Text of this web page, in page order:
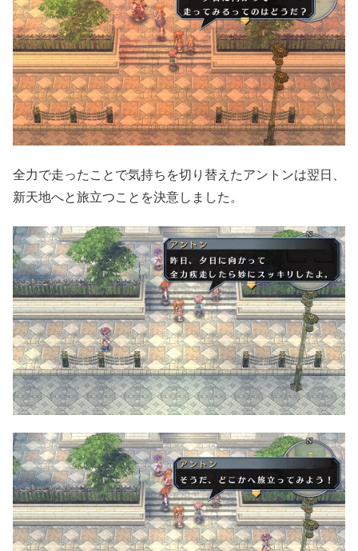
全力で走ったことで気持ちを切り替えたアントンは翌日、
新天地へと旅立つことを決意しました。